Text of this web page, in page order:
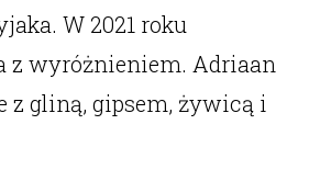
W 2021 roku
z wyróżnieniem. Adriaan
z gliną, gipsem, żywicą i